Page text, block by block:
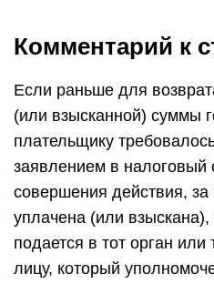
Комментарий к
Если раньше для
(или взысканной) суммы
плательщику
заявлением в налоговый
совершения действия,
уплачена (или
подается в тот орган
лицу, который